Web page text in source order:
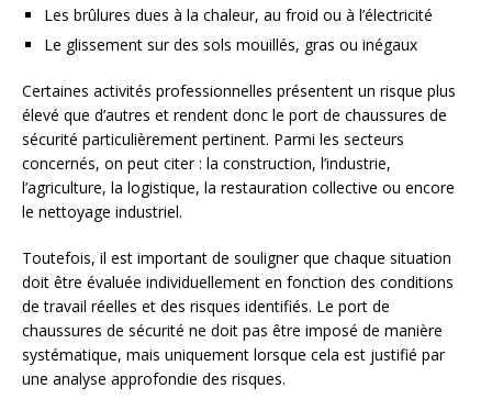
Les brûlures dues à la chaleur, au froid ou à l’électricité
Le glissement sur des sols mouillés, gras ou inégaux
Certaines activités professionnelles présentent un risque plus
élevé que d’autres et rendent donc le port de chaussures de
sécurité particulièrement pertinent. Parmi les secteurs
concernés, on peut citer : la construction, l’industrie,
l’agriculture, la logistique, la restauration collective ou encore
le nettoyage industriel.
Toutefois, il est important de souligner que chaque situation
doit être évaluée individuellement en fonction des conditions
de travail réelles et des risques identifiés. Le port de
chaussures de sécurité ne doit pas être imposé de manière
systématique, mais uniquement lorsque cela est justifié par
une analyse approfondie des risques.